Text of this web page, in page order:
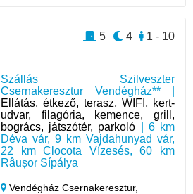
Szállás Szilveszter
Csernakeresztur Vendégház** |
Ellátás, étkező, terasz, WIFI, kert-
udvar, filagória, kemence, grill,
bogrács, játszótér, parkoló | 6 km
Déva vár, 9 km Vajdahunyad vár,
22 km Clocota Vízesés, 60 km
Râușor Sípálya
Vendégház Csernakeresztur,
1 - 10
4
5